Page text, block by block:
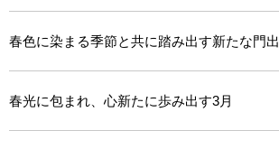
春色に染まる季節と共に踏み出す新たな門出
春光に包まれ、心新たに歩み出す3月